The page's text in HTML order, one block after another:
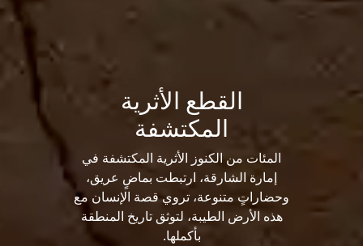
القطع الأثرية
المكتشفة
المئات من الكنوز الأثرية المكتشفة في
إمارة الشارقة، ارتبطت بماضٍ عريق،
وحضاراتٍ متنوعة، تروي قصة الإنسان مع
هذه الأرض الطيبة، لتوثق تاريخ المنطقة
بأكملها.